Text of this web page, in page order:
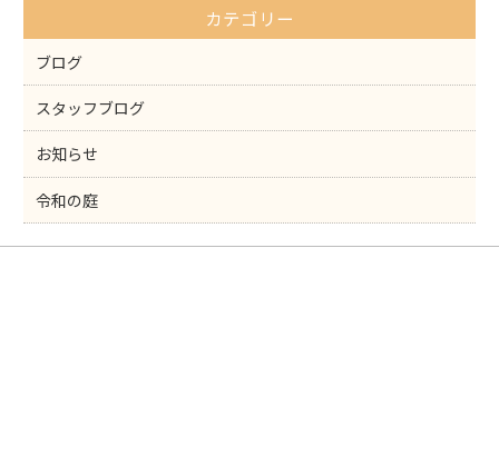
o
k
カテゴリー
ブログ
スタッフブログ
お知らせ
令和の庭